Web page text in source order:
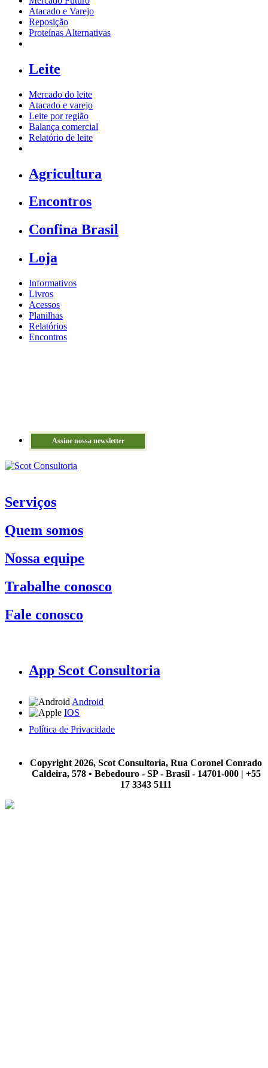
Atacado e Varejo
Reposição
Proteínas Alternativas
Leite
Mercado do leite
Atacado e varejo
Leite por região
Balança comercial
Relatório de leite
Agricultura
Encontros
Confina Brasil
Loja
Informativos
Livros
Acessos
Planilhas
Relatórios
Encontros
Assine nossa newsletter
Serviços
Quem somos
Nossa equipe
Trabalhe conosco
Fale conosco
App Scot Consultoria
Android
IOS
Política de Privacidade
Copyright 2026, Scot Consultoria, Rua Coronel Conrado
Caldeira, 578 • Bebedouro - SP - Brasil - 14701-000 | +55
17 3343 5111